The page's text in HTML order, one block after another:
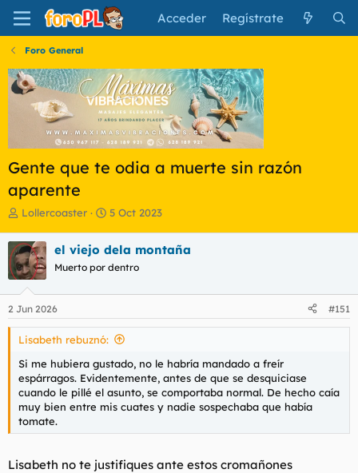
Acceder Regístrate
Foro General
Gente que te odia a muerte sin razón
aparente
I
i
c
i
a
d
o
r
d
l
t
e
m
a
Lollercoaster
F
h
a
e
n
i
o
5 Oct 2023
el viejo dela montaña
Muerto por dentro
2 Jun 2026 #151
Lisabeth rebuznó:
Si me hubiera gustado, no le habría mandado a freír
espárragos. Evidentemente, antes de que se desquiciase
cuando le pillé el asunto, se comportaba normal. De hecho caía
muy bien entre mis cuates y nadie sospechaba que había
tomate.
Lisabeth no te justifiques ante estos cromañones